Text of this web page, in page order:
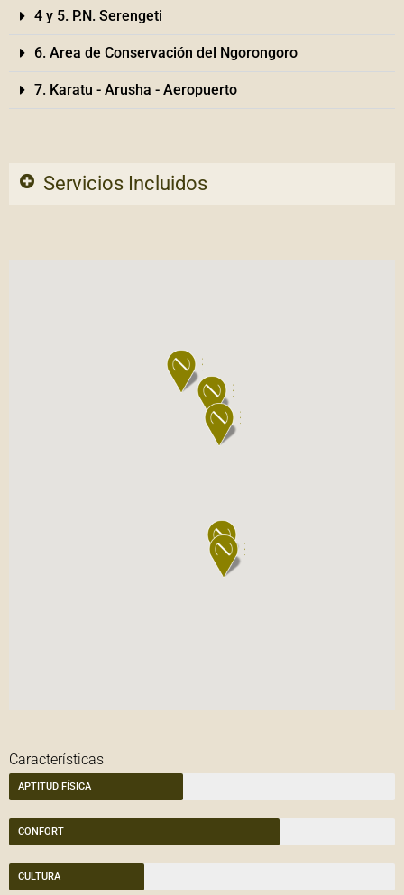
4 y 5. P.N. Serengeti
6. Area de Conservación del Ngorongoro
7. Karatu - Arusha - Aeropuerto
Servicios Incluidos
Características
APTITUD FÍSICA
CONFORT
CULTURA